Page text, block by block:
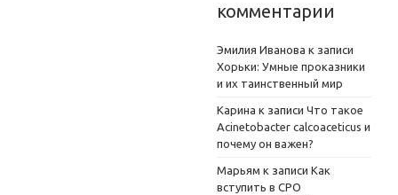
комментарии
Эмилия Иванова к записи
Хорьки: Умные проказники
и их таинственный мир
Карина к записи Что такое
Acinetobacter calcoaceticus и
почему он важен?
Марьям к записи Как
вступить в СРО